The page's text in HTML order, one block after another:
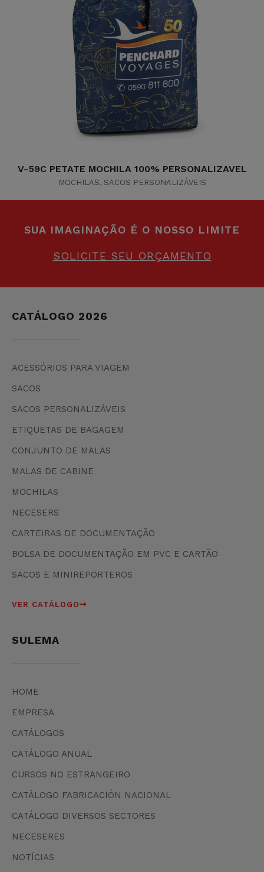
V-59C PETATE MOCHILA 100% PERSONALIZAVEL
MOCHILAS, SACOS PERSONALIZÁVEIS
SUA IMAGINAÇÃO É O NOSSO LIMITE
SOLICITE SEU ORÇAMENTO
CATÁLOGO 2026
ACESSÓRIOS PARA VIAGEM
SACOS
SACOS PERSONALIZÁVEIS
ETIQUETAS DE BAGAGEM
CONJUNTO DE MALAS
MALAS DE CABINE
MOCHILAS
NECESERS
CARTEIRAS DE DOCUMENTAÇÃO
BOLSA DE DOCUMENTAÇÃO EM PVC E CARTÃO
SACOS E MINIREPORTEROS
VER CATÁLOGO
SULEMA
HOME
EMPRESA
CATÁLOGOS
CATÁLOGO ANUAL
CURSOS NO ESTRANGEIRO
CATÁLOGO FABRICACIÓN NACIONAL
CATÁLOGO DIVERSOS SECTORES
NECESERES
NOTÍCIAS